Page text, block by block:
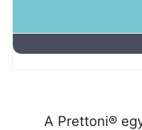
A Prettoni®